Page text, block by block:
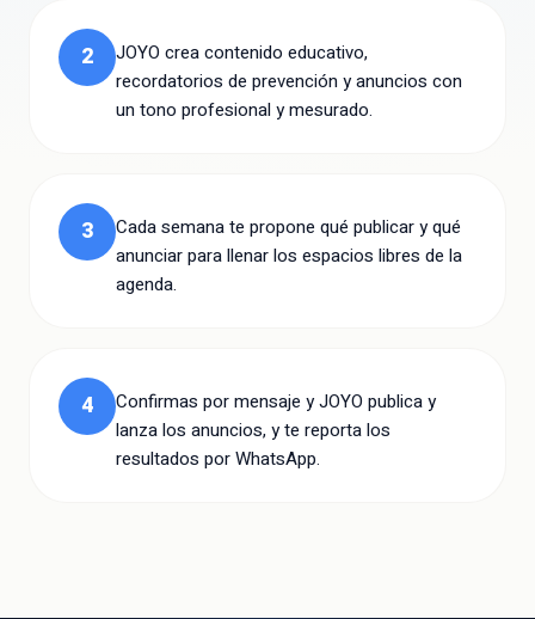
2
JOYO crea contenido educativo,
recordatorios de prevención y anuncios con
un tono profesional y mesurado.
3
Cada semana te propone qué publicar y qué
anunciar para llenar los espacios libres de la
agenda.
4
Confirmas por mensaje y JOYO publica y
lanza los anuncios, y te reporta los
resultados por WhatsApp.